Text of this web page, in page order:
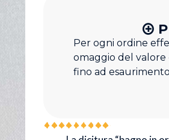
Per ogni ordine
omaggio del
fino ad